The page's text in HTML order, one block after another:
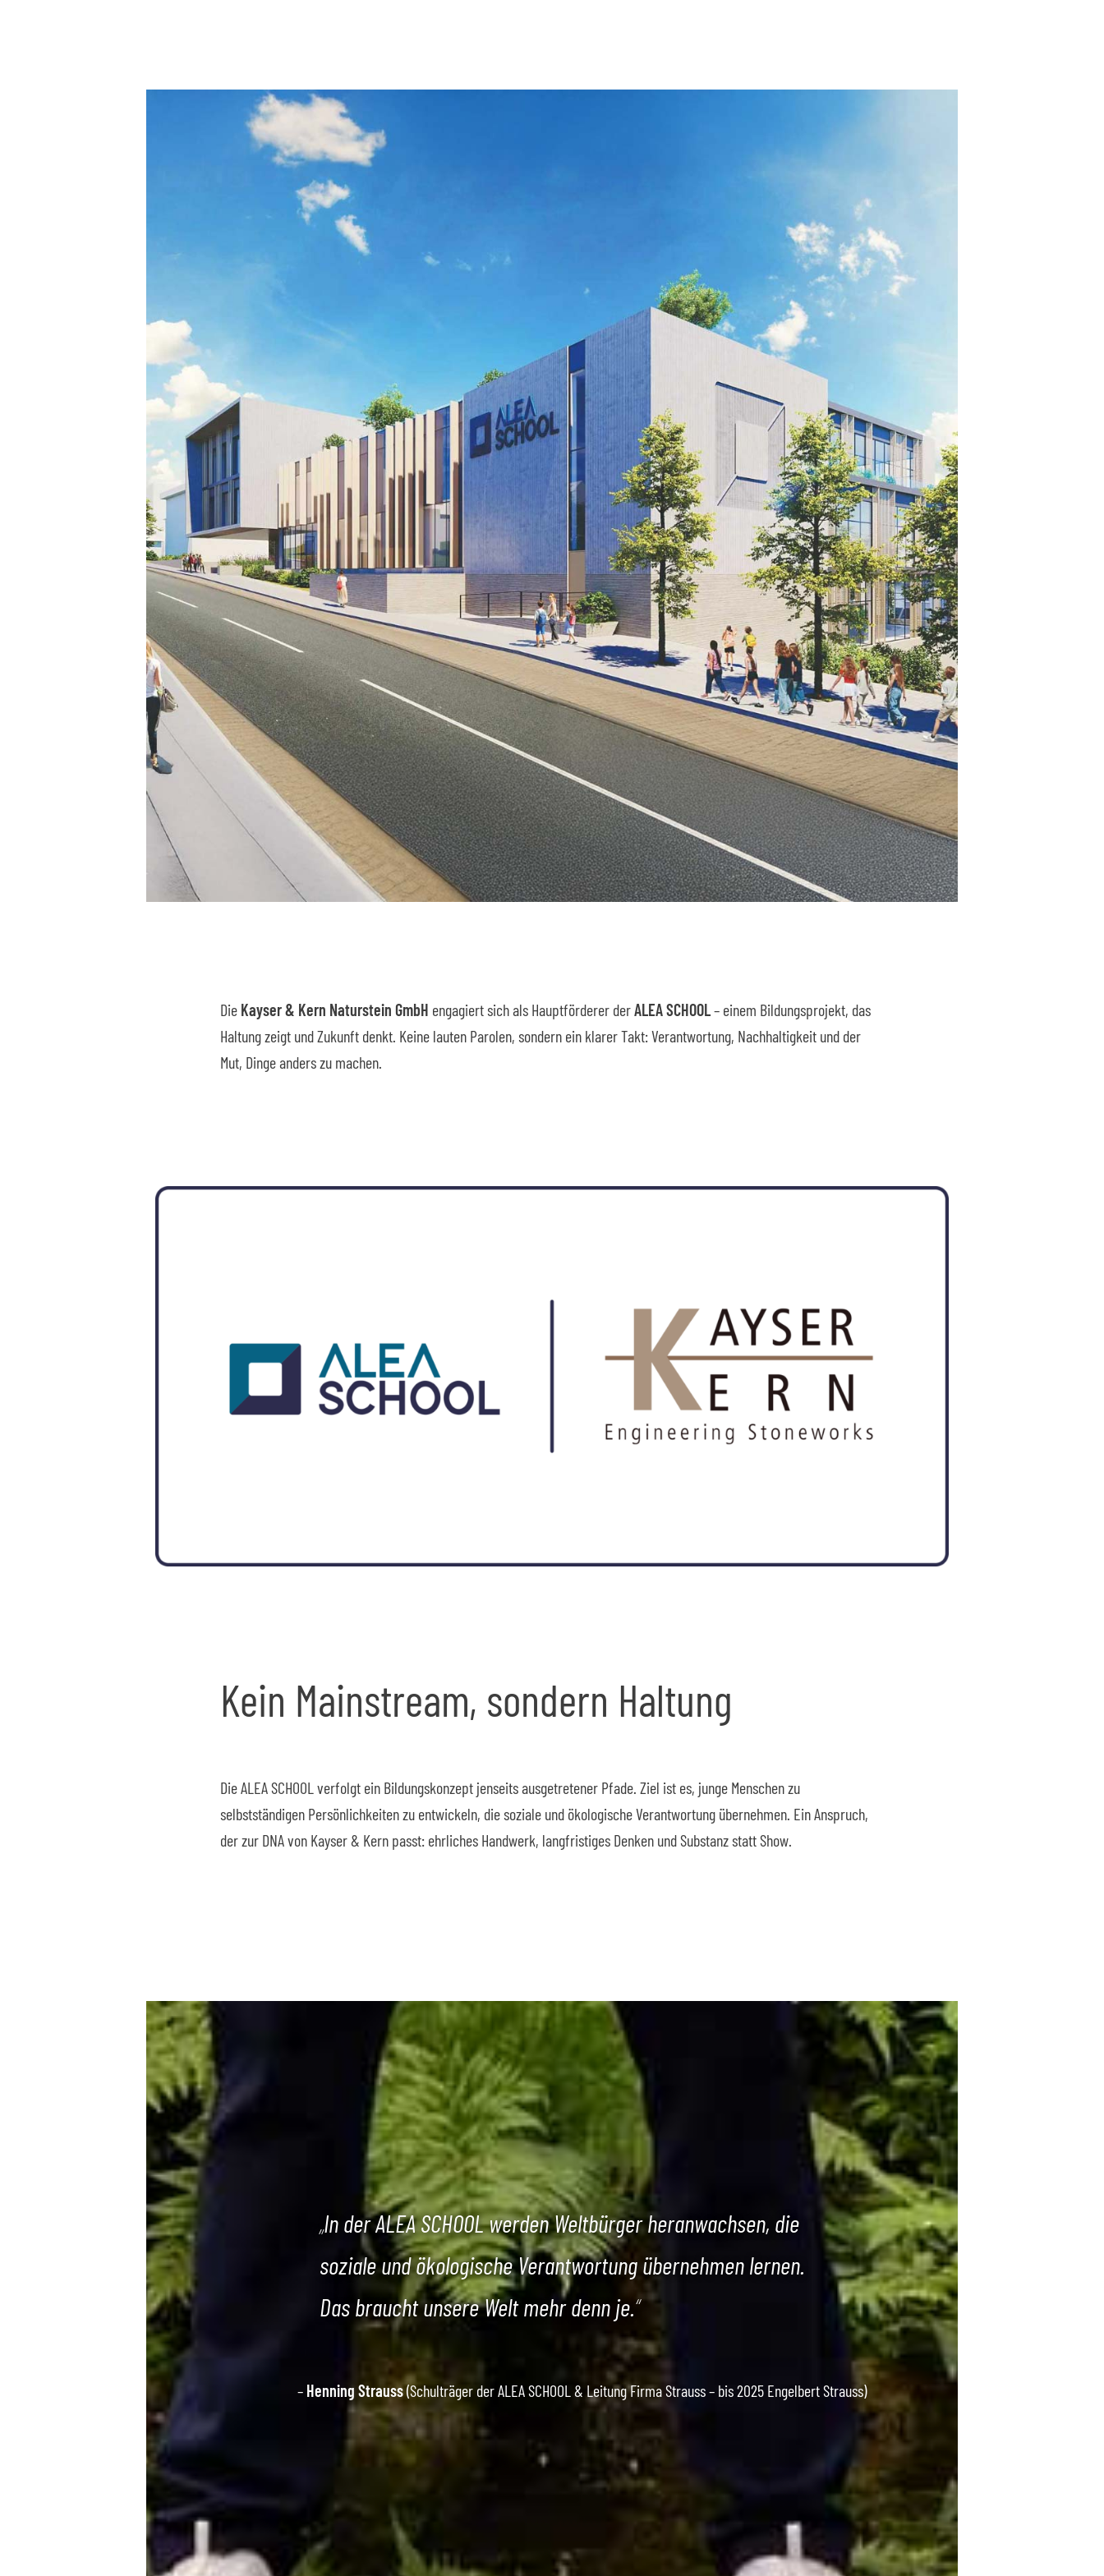
Die Kayser & Kern Naturstein GmbH engagiert sich als Hauptförderer derALEA SCHOOL – einem Bildungsprojekt, das
Haltung zeigt und Zukunft denkt. Keine lauten Parolen, sondern ein klarer Takt: Verantwortung, Nachhaltigkeit und der
Mut, Dinge anders zu machen.
Kein Mainstream, sondern Haltung
Die ALEA SCHOOL verfolgt ein Bildungskonzept jenseits ausgetretener Pfade. Ziel ist es, junge Menschen zu
selbstständigen Persönlichkeiten zu entwickeln, die soziale und ökologische Verantwortung übernehmen. Ein Anspruch,
der zur DNA von Kayser & Kern passt: ehrliches Handwerk, langfristiges Denken und Substanz statt Show.
„In der ALEA SCHOOL werden Weltbürger heranwachsen, die
soziale und ökologische Verantwortung übernehmen lernen.
Das braucht unsere Welt mehr denn je.“
– Henning Strauss(Schulträger der ALEA SCHOOL & Leitung Firma Strauss – bis 2025 Engelbert Strauss)